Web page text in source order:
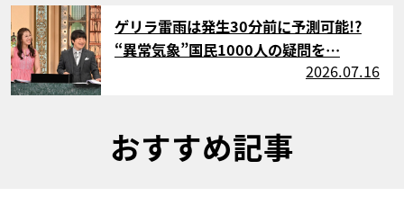
サムネイル
ゲリラ雷雨は発生30分前に予測可能!?
“異常気象”国民1000人の疑問を…
2026.07.16
おすすめ記事